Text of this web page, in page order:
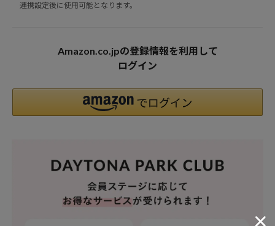
連携設定後に使用可能となります。
Amazon.co.jpの登録情報を利用して
ログイン